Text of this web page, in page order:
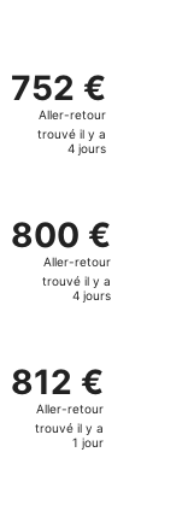
752 €
Aller-
retour,
trouvé
a
4
jours
752 €
Aller-retour
trouvé il y a
4 jours
le mar 20
800 €
Aller-
retour,
a
4
jours
800 €
Aller-retour
trouvé il y a
4 jours
812 €
Aller-
retour,
812 €
Aller-retour
trouvé il y a
1 jour